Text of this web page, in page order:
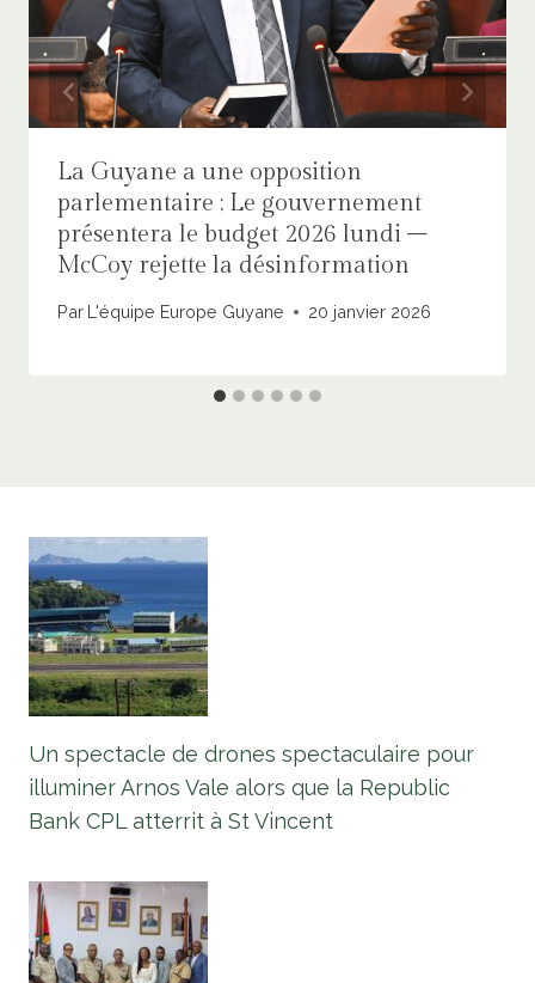
La Guyane a une opposition
parlementaire ; Le gouvernement
présentera le budget 2026 lundi –
McCoy rejette la désinformation
Par L'équipe Europe Guyane 20 janvier 2026
Un spectacle de drones spectaculaire pour
illuminer Arnos Vale alors que la Republic
Bank CPL atterrit à St Vincent